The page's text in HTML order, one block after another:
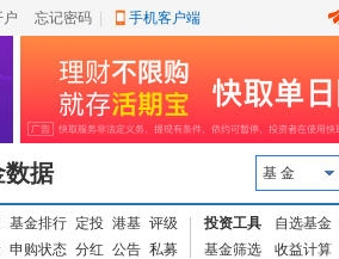
户 忘记密码 手机客户端
数据 基 金
基金排行 定投 港基 评级
申购状态 分红 公告 私募
投资工具
自选基金
基金筛选
收益计算